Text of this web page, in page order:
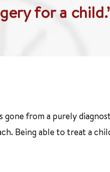
for a
gone from a purely
Being able to treat a